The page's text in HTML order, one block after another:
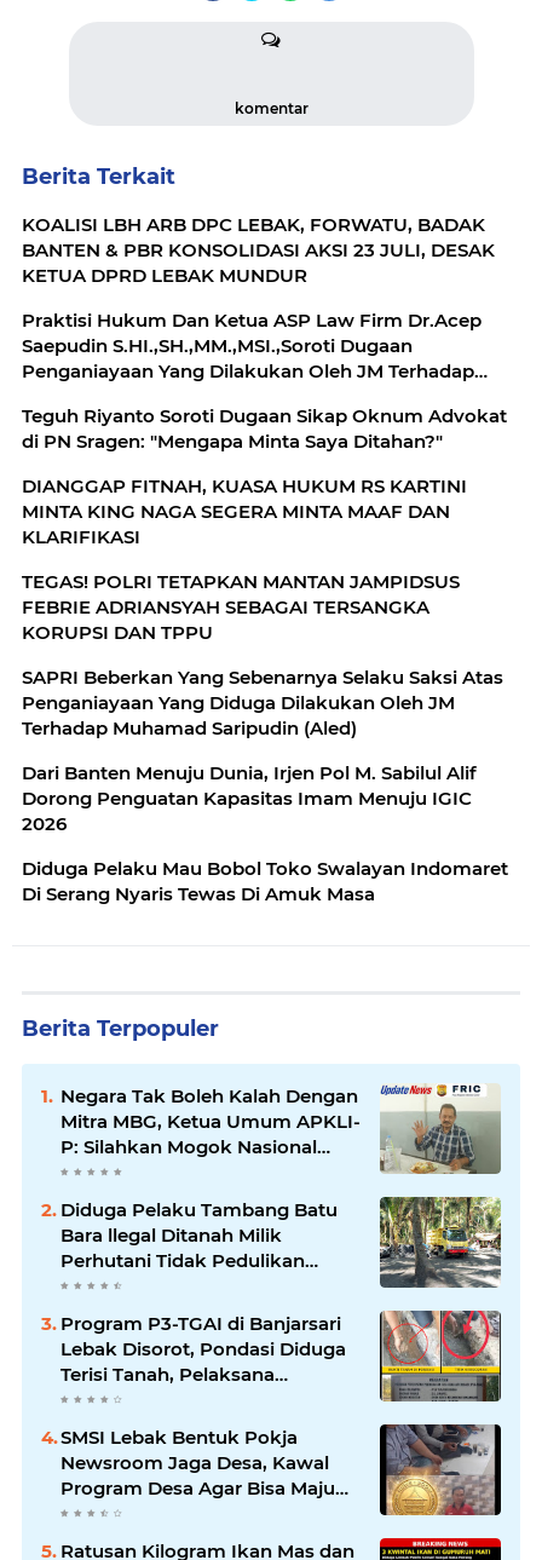
komentar
Berita Terkait
KOALISI LBH ARB DPC LEBAK, FORWATU, BADAK
BANTEN & PBR KONSOLIDASI AKSI 23 JULI, DESAK
KETUA DPRD LEBAK MUNDUR
Praktisi Hukum Dan Ketua ASP Law Firm Dr.Acep
Saepudin S.HI.,SH.,MM.,MSI.,Soroti Dugaan
Penganiayaan Yang Dilakukan Oleh JM Terhadap
Belum Ditetapkan Tersangka Oleh Satreskrim Polsek
Panggarangan
Teguh Riyanto Soroti Dugaan Sikap Oknum Advokat
di PN Sragen: "Mengapa Minta Saya Ditahan?"
DIANGGAP FITNAH, KUASA HUKUM RS KARTINI
MINTA KING NAGA SEGERA MINTA MAAF DAN
KLARIFIKASI
TEGAS! POLRI TETAPKAN MANTAN JAMPIDSUS
FEBRIE ADRIANSYAH SEBAGAI TERSANGKA
KORUPSI DAN TPPU
SAPRI Beberkan Yang Sebenarnya Selaku Saksi Atas
Penganiayaan Yang Diduga Dilakukan Oleh JM
Terhadap Muhamad Saripudin (Aled)
Dari Banten Menuju Dunia, Irjen Pol M. Sabilul Alif
Dorong Penguatan Kapasitas Imam Menuju IGIC
2026
Diduga Pelaku Mau Bobol Toko Swalayan Indomaret
Di Serang Nyaris Tewas Di Amuk Masa
Berita Terpopuler
Negara Tak Boleh Kalah Dengan
Mitra MBG, Ketua Umum APKLI-
P: Silahkan Mogok Nasional
Ganti Kantin Sekolah
Diduga Pelaku Tambang Batu
Bara llegal Ditanah Milik
Perhutani Tidak Pedulikan
Dampak Lingkungan
Program P3-TGAI di Banjarsari
Lebak Disorot, Pondasi Diduga
Terisi Tanah, Pelaksana
Terancam Sanksi Berat Hingga
SMSI Lebak Bentuk Pokja
Newsroom Jaga Desa, Kawal
Program Desa Agar Bisa Maju
dan Mandiri
Ratusan Kilogram Ikan Mas dan